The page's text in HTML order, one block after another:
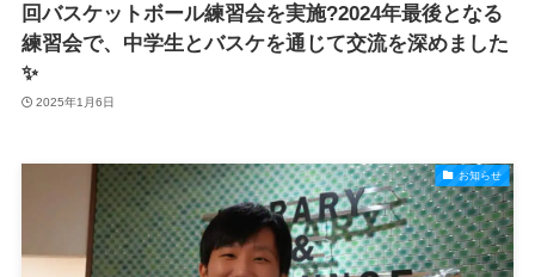
回バスケットボール練習会を実施?2024年最後となる
練習会で、中学生とバスケを通じて交流を深めました
✨
2025年1月6日
お知らせ